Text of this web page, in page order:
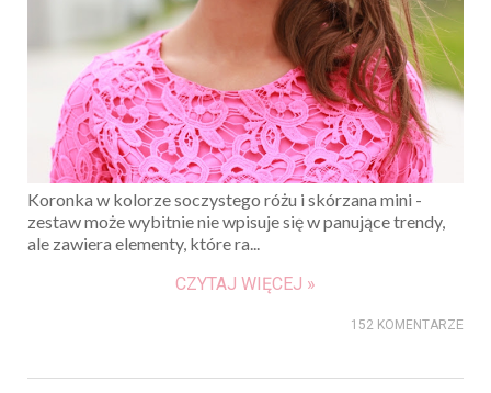
Koronka w kolorze soczystego różu i skórzana mini -
zestaw może wybitnie nie wpisuje się w panujące trendy,
ale zawiera elementy, które ra...
CZYTAJ WIĘCEJ »
152 KOMENTARZE